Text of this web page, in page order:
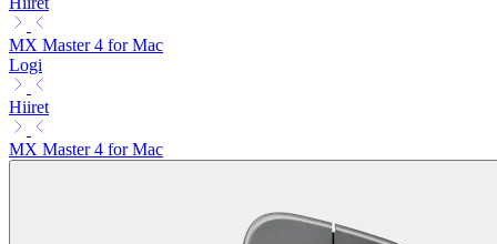
MX Master 4 for Mac
Logi
Hiiret
MX Master 4 for Mac